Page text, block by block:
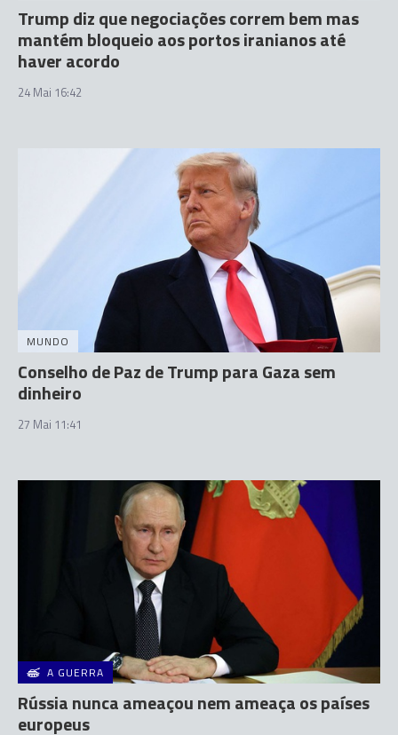
Trump diz que negociações correm bem mas
mantém bloqueio aos portos iranianos até
haver acordo
24 Mai 16:42
MUNDO
Conselho de Paz de Trump para Gaza sem
dinheiro
27 Mai 11:41
A GUERRA
Rússia nunca ameaçou nem ameaça os países
europeus